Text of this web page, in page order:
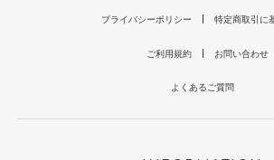
プライバシーポリシー 特定商取引に
ご利用規約 お問い合わせ
よくあるご質問